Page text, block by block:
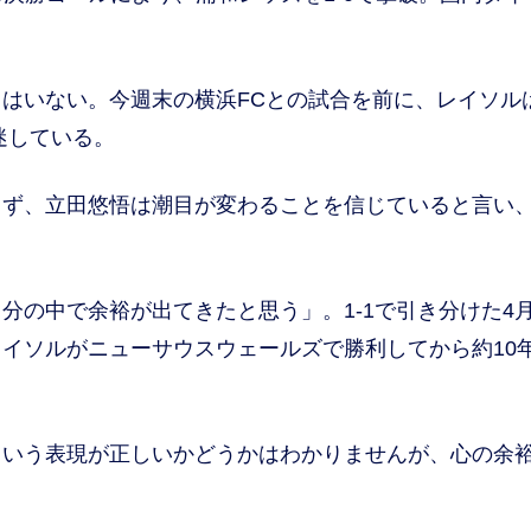
ない。今週末の横浜FCとの試合を前に、レイソル
ている。
立田悠悟は潮目が変わることを信じていると言い
の中で余裕が出てきたと思う」。1-1で引き分けた4
ソルがニューサウスウェールズで勝利してから約10
う表現が正しいかどうかはわかりませんが、心の余